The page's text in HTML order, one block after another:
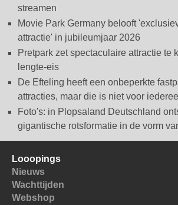
streamen
Movie Park Germany belooft
attractie' in jubileumjaar 2026
Pretpark zet spectaculaire attractie te
lengte-eis
De Efteling heeft een onbeperkte
attracties, maar die is niet voor
Foto's: in Plopsaland Deutschland
gigantische rotsformatie in de vorm
Looopings
Nieuws
Wachttijden
Webshop